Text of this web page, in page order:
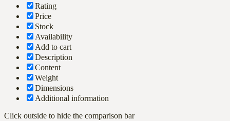
Rating
Price
Stock
Availability
Add to cart
Description
Content
Weight
Dimensions
Additional information
Click outside to hide the comparison bar